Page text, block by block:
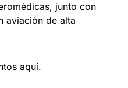
junto con
aviación de alta
aquí.